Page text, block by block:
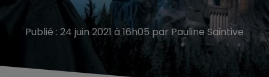
Publié : 24 juin 2021 à 16h05 par Pauline Saintive